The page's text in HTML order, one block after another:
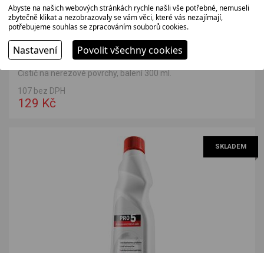
PRO5 Čistič na nerez 300 ml
Čistič na nerezové povrchy, balení 300 ml.
107 bez DPH
129 Kč
SKLADEM
Abyste na našich webových stránkách rychle našli vše potřebné, nemuseli
zbytečně klikat a nezobrazovaly se vám věci, které vás nezajímají,
potřebujeme souhlas se zpracováním souborů cookies.
Nastavení Povolit všechny cookies